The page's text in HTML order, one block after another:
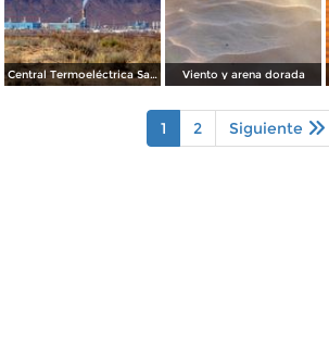
Central Termoeléctrica Samalayuca II Viento y arena dorada
1 2 Siguiente